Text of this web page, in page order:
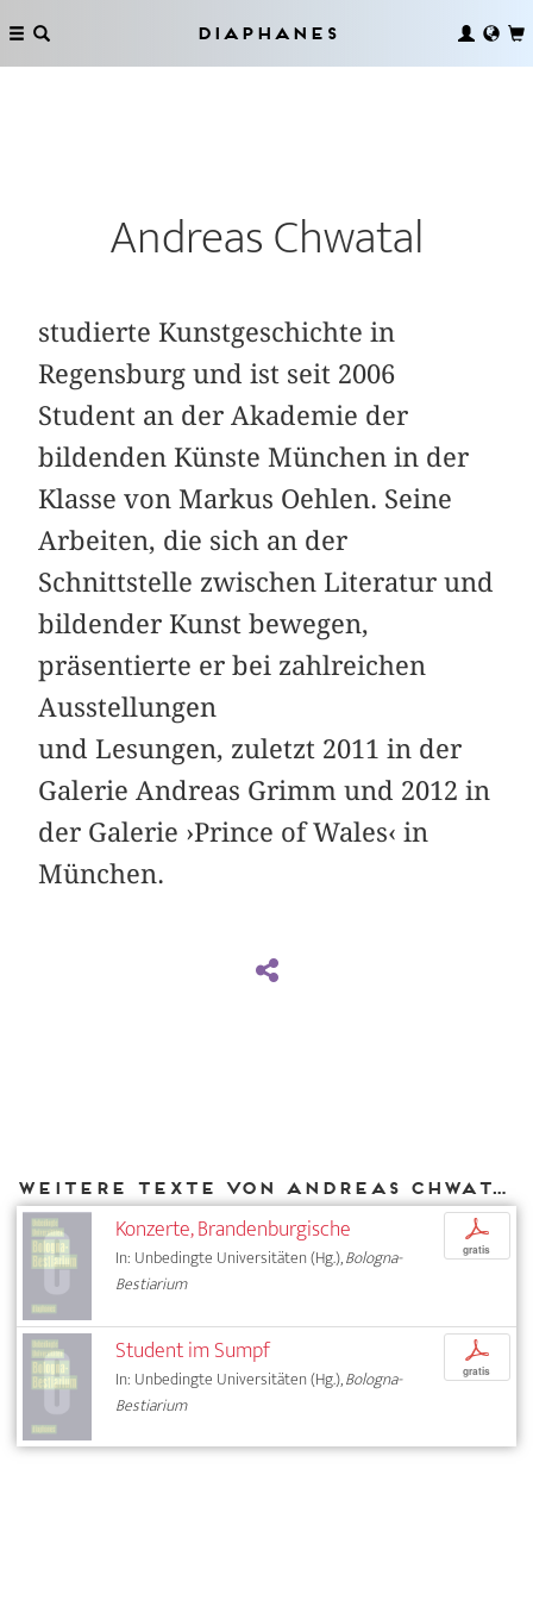
Diaphanes
Andreas Chwatal
studierte Kunstgeschichte in
Regensburg und ist seit 2006
Student an der Akademie der
bildenden Künste München in der
Klasse von Markus Oehlen. Seine
Arbeiten, die sich an der
Schnittstelle zwischen Literatur und
bildender Kunst bewegen,
präsentierte er bei zahlreichen
Ausstellungen
und Lesungen, zuletzt 2011 in der
Galerie Andreas Grimm und 2012 in
der Galerie ›Prince of Wales‹ in
München.
Weitere Texte von Andreas Chwatal bei DIAPHANES
Konzerte, Brandenburgische
In: Unbedingte Universitäten (Hg.),Bologna-
Bestiarium
p
gratis
Student im Sumpf
In: Unbedingte Universitäten (Hg.),Bologna-
Bestiarium
p
gratis